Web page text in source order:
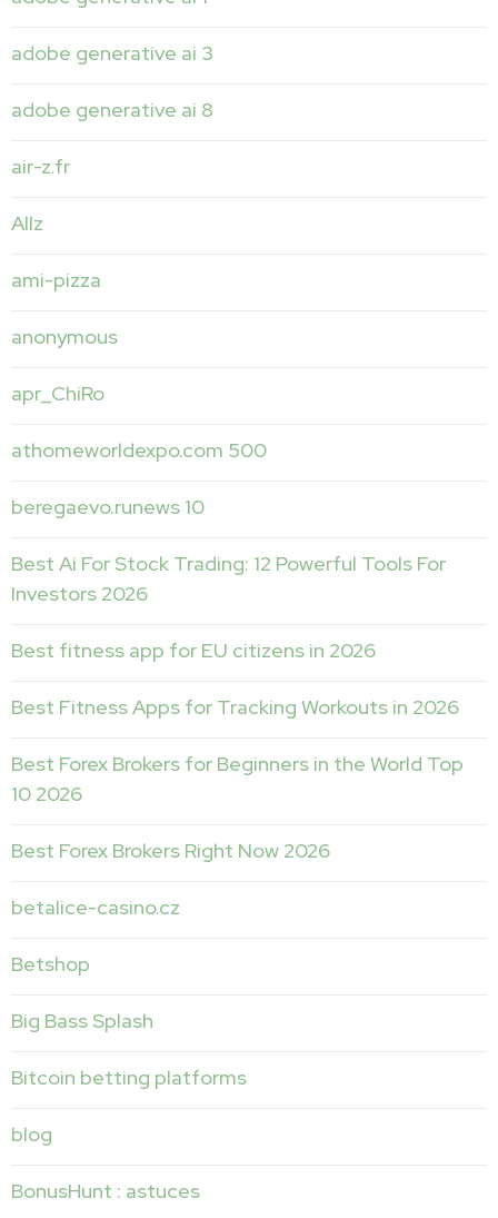
adobe generative ai 3
adobe generative ai 8
air-z.fr
Allz
ami-pizza
anonymous
apr_ChiRo
athomeworldexpo.com 500
beregaevo.runews 10
Best Ai For Stock Trading: 12 Powerful Tools For
Investors 2026
Best fitness app for EU citizens in 2026
Best Fitness Apps for Tracking Workouts in 2026
Best Forex Brokers for Beginners in the World Top
10 2026
Best Forex Brokers Right Now 2026
betalice-casino.cz
Betshop
Big Bass Splash
Bitcoin betting platforms
blog
BonusHunt : astuces